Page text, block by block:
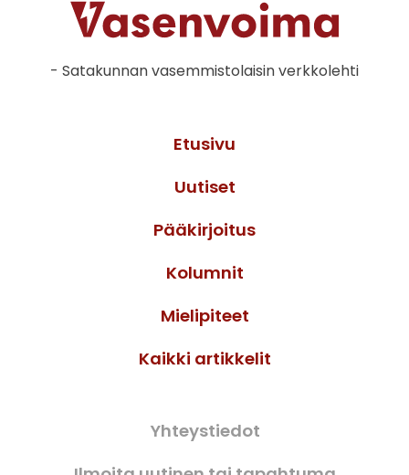
- Satakunnan vasemmistolaisin verkkolehti
Etusivu
Uutiset
Pääkirjoitus
Kolumnit
Mielipiteet
Kaikki artikkelit
Yhteystiedot